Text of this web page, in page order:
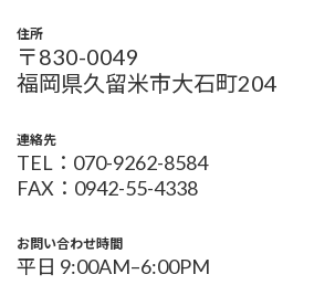
住所
〒830-0049
福岡県久留米市大石町204
連絡先
TEL：070-9262-8584
FAX：0942-55-4338
お問い合わせ時間
平日 9:00AM–6:00PM